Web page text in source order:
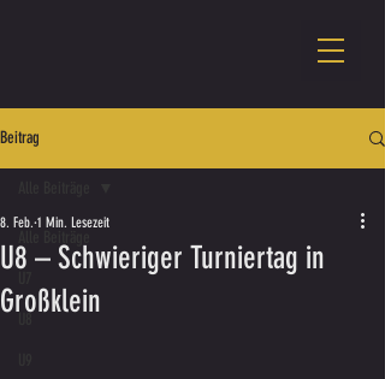
Beitrag
U8
U8 – Schwieriger Turniertag in
Großklein
8. Feb. 1 Min. Lesezeit